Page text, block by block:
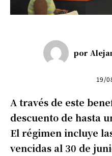
por
19/
A través de este
descuento de hasta
El régimen incluye
vencidas al 30 de